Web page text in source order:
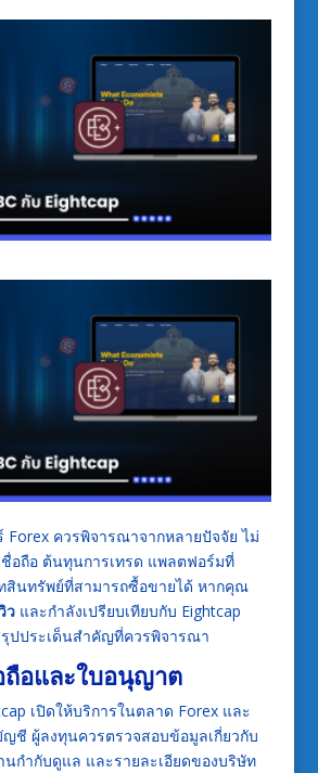
Forex ควรพิจารณาจากหลายปัจจัย ไม่
อถือ ต้นทุนการเทรด แพลตฟอร์มที่
สินทรัพย์ที่สามารถซื้อขายได้ หากคุณ
วและกำลังเปรียบเทียบกับ Eightcap
ปประเด็นสำคัญที่ควรพิจารณา
ถือและใบอนุญาต
เปิดให้บริการในตลาด Forex และ
ญชี ผู้ลงทุนควรตรวจสอบข้อมูลเกี่ยวกับ
กำกับดูแล และรายละเอียดของบริษัท